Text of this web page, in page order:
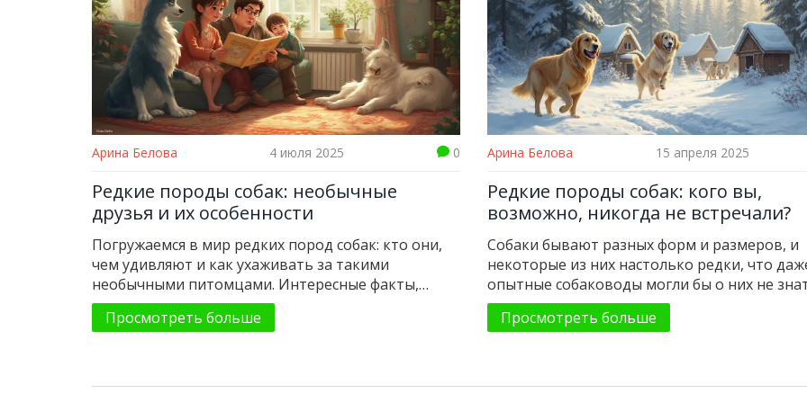
Арина Белова 4 июля 2025 0
Редкие породы собак: необычные
друзья и их особенности
Погружаемся в мир редких пород собак: кто они,
чем удивляют и как ухаживать за такими
необычными питомцами. Интересные факты,
советы, помощь в выборе.
Просмотреть больше
Арина Белова 15 апреля 2025
Редкие породы собак: кого вы,
возможно, никогда не встречали?
Собаки бывают разных форм и размеров, и
некоторые из них настолько редки, что
опытные собаководы могли бы о них не
статья познакомит вас с необычными
собак, которые удивят вас своими
обзавестись действительно особенным
Просмотреть больше